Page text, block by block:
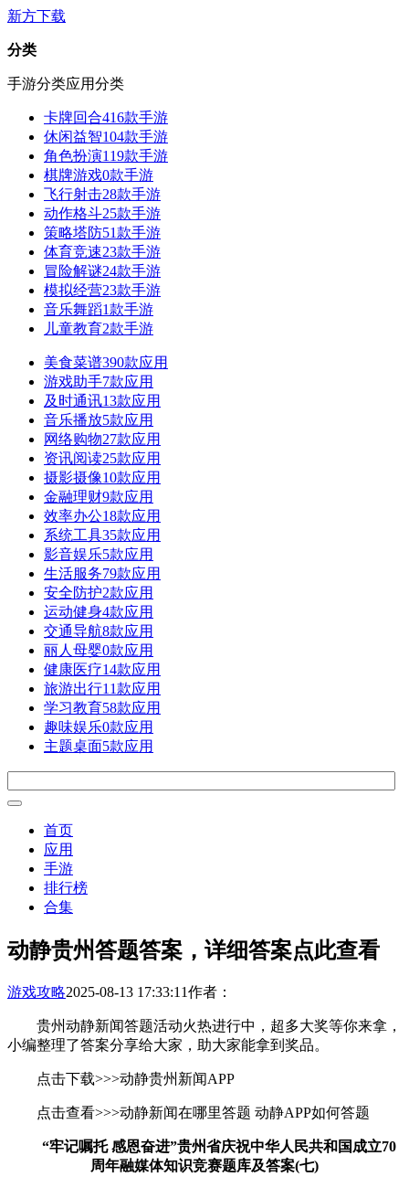
新方下载
分类
手游分类应用分类
卡牌回合416款手游
休闲益智104款手游
角色扮演119款手游
棋牌游戏0款手游
飞行射击28款手游
动作格斗25款手游
策略塔防51款手游
体育竞速23款手游
冒险解谜24款手游
模拟经营23款手游
音乐舞蹈1款手游
儿童教育2款手游
美食菜谱390款应用
游戏助手7款应用
及时通讯13款应用
音乐播放5款应用
网络购物27款应用
资讯阅读25款应用
摄影摄像10款应用
金融理财9款应用
效率办公18款应用
系统工具35款应用
影音娱乐5款应用
生活服务79款应用
安全防护2款应用
运动健身4款应用
交通导航8款应用
丽人母婴0款应用
健康医疗14款应用
旅游出行11款应用
学习教育58款应用
趣味娱乐0款应用
主题桌面5款应用
首页
应用
手游
排行榜
合集
动静贵州答题答案，详细答案点此查看
游戏攻略2025-08-13 17:33:11作者：
贵州动静新闻答题活动火热进行中，超多大奖等你来拿，
小编整理了答案分享给大家，助大家能拿到奖品。
点击下载>>>动静贵州新闻APP
点击查看>>>动静新闻在哪里答题 动静APP如何答题
“牢记嘱托 感恩奋进”贵州省庆祝中华人民共和国成立70
周年融媒体知识竞赛题库及答案(七)